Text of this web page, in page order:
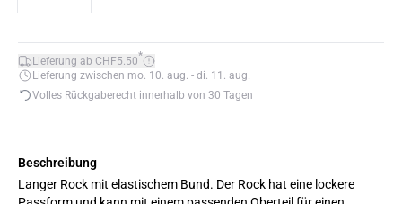
Lieferung ab CHF5.50*
Lieferung zwischen mo. 10. aug. - di. 11. aug.
Volles Rückgaberecht innerhalb von 30 Tagen
Beschreibung
Langer Rock mit elastischem Bund. Der Rock hat eine lockere